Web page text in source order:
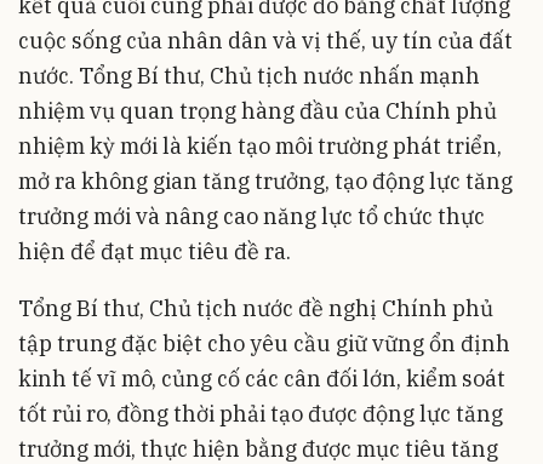
cuộc sống của nhân dân và vị thế, uy tín của đất
nước. Tổng Bí thư, Chủ tịch nước nhấn mạnh
nhiệm vụ quan trọng hàng đầu của Chính phủ
nhiệm kỳ mới là kiến tạo môi trường phát triển,
mở ra không gian tăng trưởng, tạo động lực tăng
trưởng mới và nâng cao năng lực tổ chức thực
hiện để đạt mục tiêu đề ra.
Tổng Bí thư, Chủ tịch nước đề nghị Chính phủ
tập trung đặc biệt cho yêu cầu giữ vững ổn định
kinh tế vĩ mô, củng cố các cân đối lớn, kiểm soát
tốt rủi ro, đồng thời phải tạo được động lực tăng
trưởng mới, thực hiện bằng được mục tiêu tăng